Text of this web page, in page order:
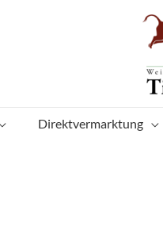
Direktvermarktung